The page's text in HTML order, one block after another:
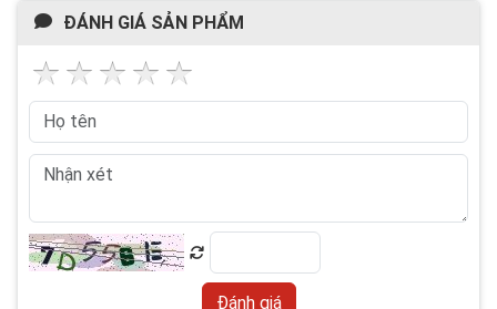
ĐÁNH GIÁ SẢN PHẨM